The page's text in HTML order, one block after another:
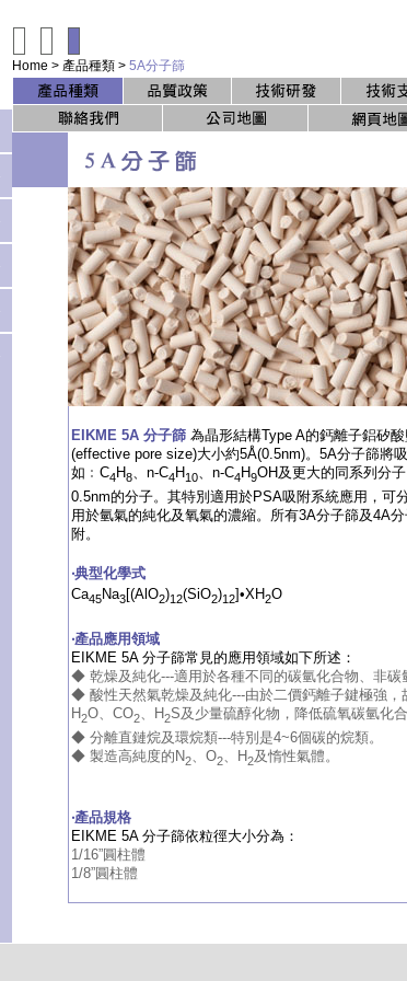
Home > 產品種類 > 5A分子篩
EIKME 5A 分子篩 為晶形結構Type A的鈣離子鋁矽
(effective pore size)大小約5Å(0.5nm)。5A分子篩將
如﹕C4 H8、n-C4 H10、n-C4 H9OH及更大的同系列分
0.5nm的分子。其特別適用於PSA吸附系統應用，可
用於氫氣的純化及氧氣的濃縮。所有3A分子篩及4A
附。
‧典型化學式
Ca45Na3[(AlO2)12(SiO2)12]•XH2O
‧產品應用領域
EIKME 5A 分子篩常見的應用領域如下所述：
◆ 乾燥及純化---適用於各種不同的碳氫化合物、非碳
◆ 酸性天然氣乾燥及純化---由於二價鈣離子鍵極強，
H2O、CO2、H2S及少量硫醇化物，降低硫氧碳氫化合
◆ 分離直鏈烷及環烷類---特別是4~6個碳的烷類。
◆ 製造高純度的N2、O2、H2及惰性氣體。
‧產品規格
EIKME 5A 分子篩依粒徑大小分為：
1/16”圓柱體
1/8”圓柱體